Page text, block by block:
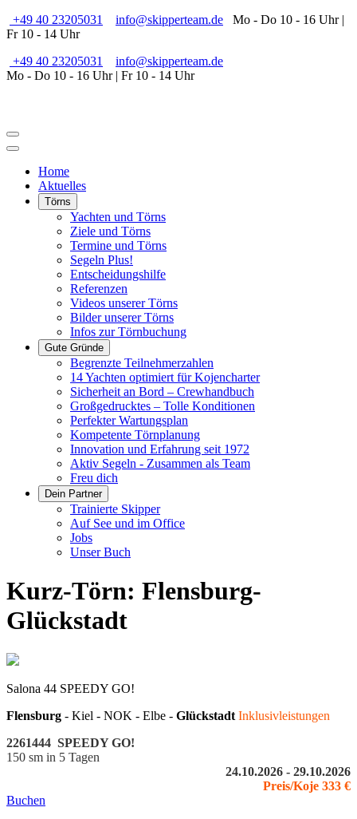
+49 40 23205031 info@skipperteam.de Mo - Do 10 - 16 Uhr |
Fr 10 - 14 Uhr
+49 40 23205031
info@skipperteam.de
Mo - Do 10 - 16 Uhr | Fr 10 - 14 Uhr
Home
Aktuelles
Törns
Yachten und Törns
Ziele und Törns
Termine und Törns
Segeln Plus!
Entscheidungshilfe
Referenzen
Videos unserer Törns
Bilder unserer Törns
Infos zur Törnbuchung
Gute Gründe
Begrenzte Teilnehmerzahlen
14 Yachten optimiert für Kojencharter
Sicherheit an Bord – Crewhandbuch
Großgedrucktes – Tolle Konditionen
Perfekter Wartungsplan
Kompetente Törnplanung
Innovation und Erfahrung seit 1972
Aktiv Segeln - Zusammen als Team
Freu dich
Dein Partner
Trainierte Skipper
Auf See und im Office
Jobs
Unser Buch
Kurz-Törn: Flensburg-
Glückstadt
Salona 44 SPEEDY GO!
Flensburg - Kiel - NOK - Elbe - Glückstadt Inklusivleistungen
2261444 SPEEDY GO!
150 sm in 5 Tagen
24.10.2026 - 29.10.2026
Preis/Koje 333 €
Buchen